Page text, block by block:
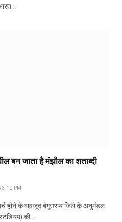
बन जाता है मंझौल का शताब्दी
3:10 PM
होने के बावजूद बेगूसराय जिले के अनुमंडल
की…